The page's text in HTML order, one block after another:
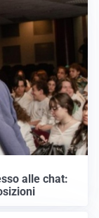
alle chat: